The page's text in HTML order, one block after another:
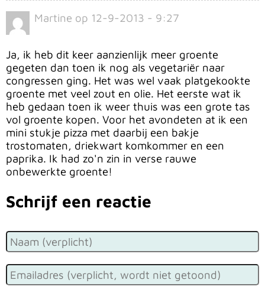
Martine op 12-9-2013 - 9:27
Ja, ik heb dit keer aanzienlijk meer groente
gegeten dan toen ik nog als vegetariër naar
congressen ging. Het was wel vaak platgekookte
groente met veel zout en olie. Het eerste wat ik
heb gedaan toen ik weer thuis was een grote tas
vol groente kopen. Voor het avondeten at ik een
mini stukje pizza met daarbij een bakje
trostomaten, driekwart komkommer en een
paprika. Ik had zo'n zin in verse rauwe
onbewerkte groente!
Schrijf een reactie